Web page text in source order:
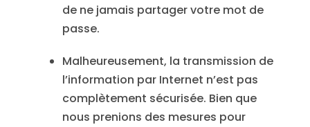
de ne jamais partager votre mot de
passe.
Malheureusement, la transmission de
l’information par Internet n’est pas
complètement sécurisée. Bien que
nous prenions des mesures pour